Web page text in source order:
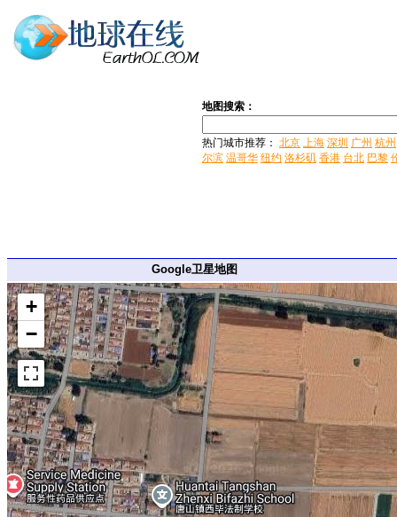
地图搜索：
热门城市推荐： 北京 上海 深圳 广州 杭州
尔滨 温哥华 纽约 洛杉矶 香港 台北 巴黎
Google卫星地图
+
−